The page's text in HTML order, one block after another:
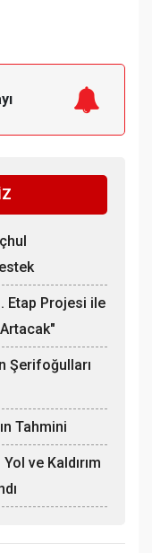
Etap Projesi ile
Şerifoğulları
Tahmini
ve Kaldırım